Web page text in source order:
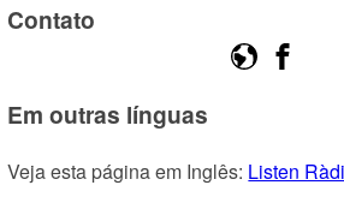
Contato
Em outras línguas
Veja esta página em Inglês: Listen